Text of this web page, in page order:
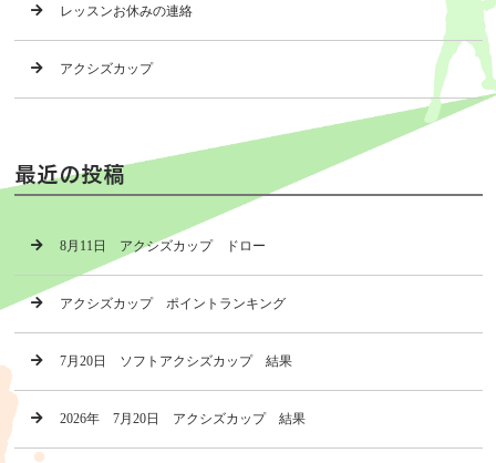
レッスンお休みの連絡
アクシズカップ
最近の投稿
8月11日 アクシズカップ ドロー
アクシズカップ ポイントランキング
7月20日 ソフトアクシズカップ 結果
2026年 7月20日 アクシズカップ 結果